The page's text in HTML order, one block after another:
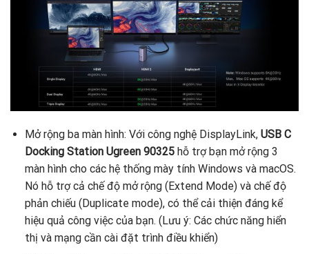
Mở rộng ba màn hình: Với công nghệ DisplayLink, USB C
Docking Station Ugreen 90325hỗ trợ bạn mở rộng 3
màn hình cho các hệ thống mày tính Windows và macOS.
Nó hỗ trợ cả chế độ mở rộng (Extend Mode) và chế độ
phản chiếu (Duplicate mode), có thể cải thiện đáng kể
hiệu quả công việc của bạn. (Lưu ý: Các chức năng hiển
thị và mạng cần cài đặt trình điều khiển)